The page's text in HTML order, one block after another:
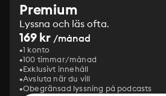
Premium
Lyssna och läs ofta.
169 kr /månad
1 konto
100 timmar/månad
Exklusivt innehåll
Avsluta när du vill
Obegränsad lyssning på podcasts